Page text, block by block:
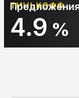
ТИНЬКОФФ
4.9 %